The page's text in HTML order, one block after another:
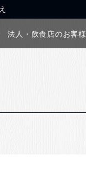
法人・飲食店のお客様